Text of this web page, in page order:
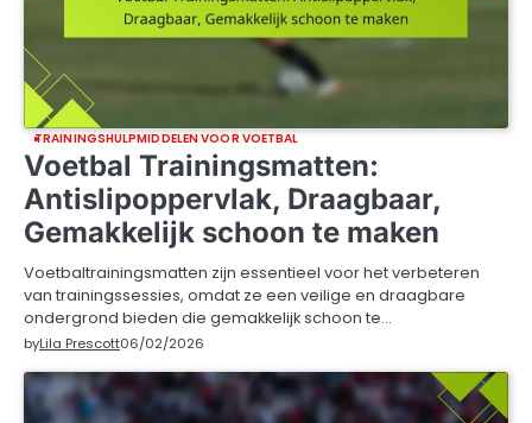
TRAININGSHULPMIDDELEN VOOR VOETBAL
Voetbal Trainingsmatten:
Antislipoppervlak, Draagbaar,
Gemakkelijk schoon te maken
Voetbaltrainingsmatten zijn essentieel voor het verbeteren
van trainingssessies, omdat ze een veilige en draagbare
ondergrond bieden die gemakkelijk schoon te…
byLila Prescott06/02/2026